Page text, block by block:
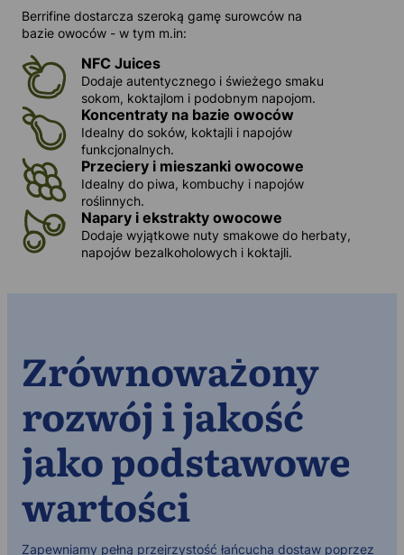
Berrifine dostarcza szeroką gamę surowców na
bazie owoców - w tym m.in:
NFC Juices
Dodaje autentycznego i świeżego smaku
sokom, koktajlom i podobnym napojom.
Koncentraty na bazie owoców
Idealny do soków, koktajli i napojów
funkcjonalnych.
Przeciery i mieszanki owocowe
Idealny do piwa, kombuchy i napojów
roślinnych.
Napary i ekstrakty owocowe
Dodaje wyjątkowe nuty smakowe do herbaty,
napojów bezalkoholowych i koktajli.
Zrównoważony
rozwój i jakość
jako podstawowe
wartości
Zapewniamy pełną przejrzystość łańcucha dostaw poprzez